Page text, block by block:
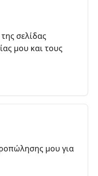
σελίδας
μου και τους
μου για